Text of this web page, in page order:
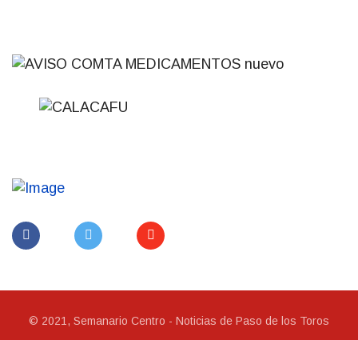
© 2021, Semanario Centro - Noticias de Paso de los Toros